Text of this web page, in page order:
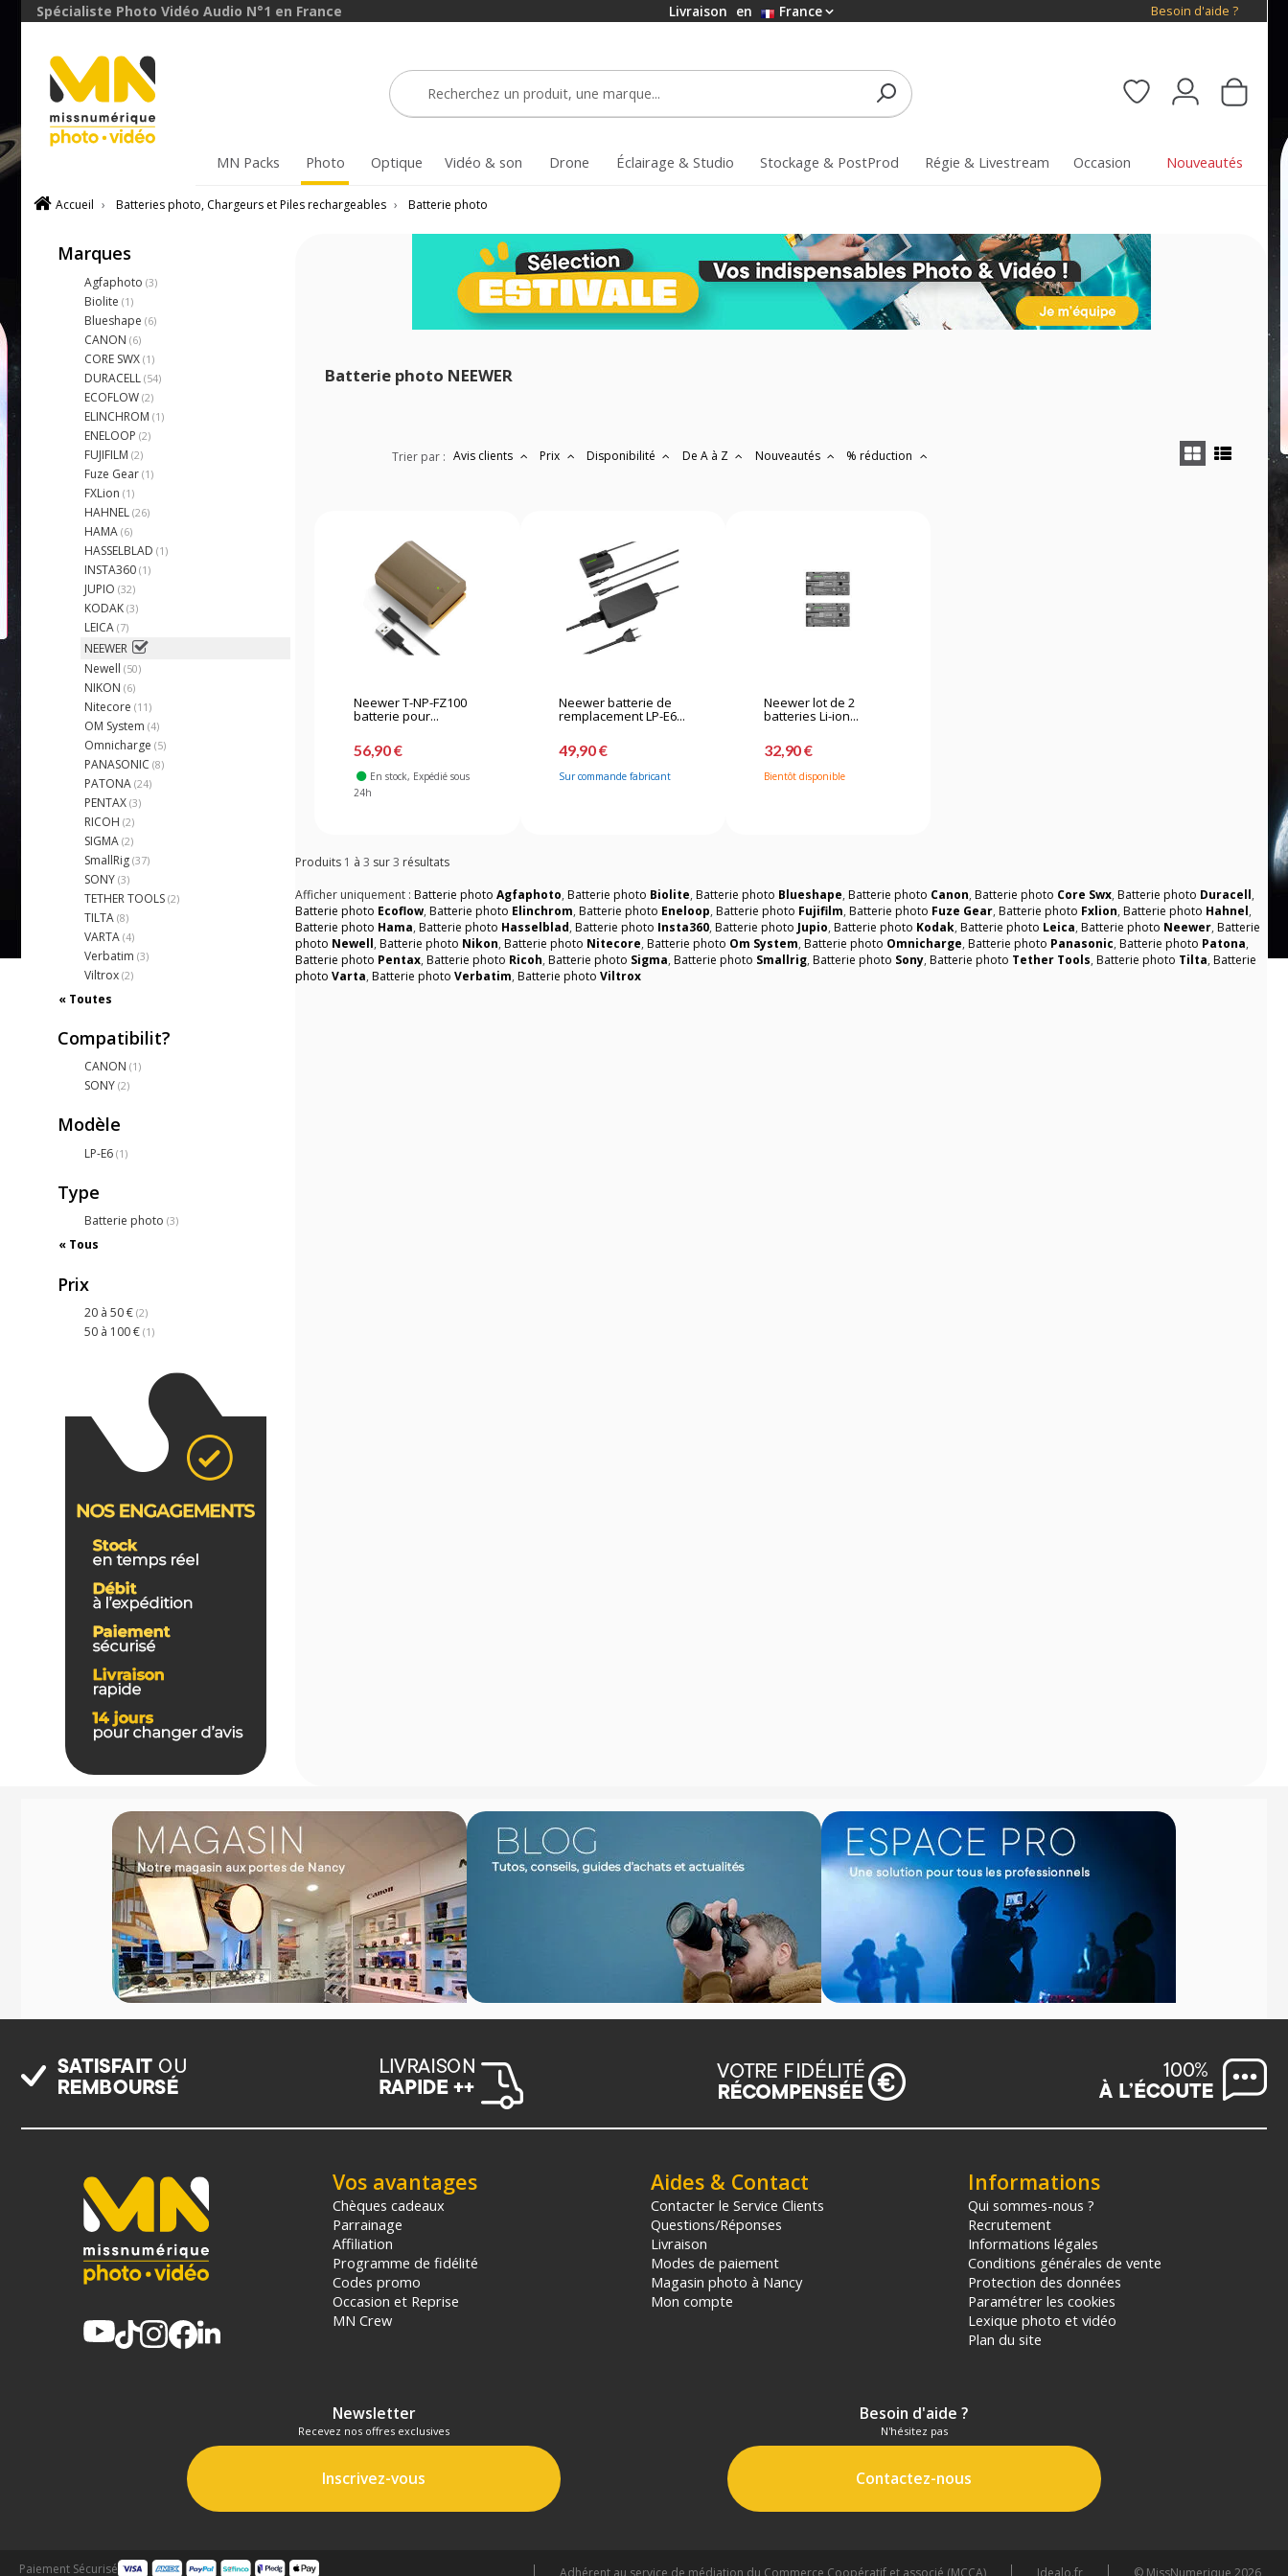
Spécialiste Photo Vidéo Audio N°1 en France Livraison en France Besoin d'aide ?
MN Packs Photo Optique Vidéo & son Drone Éclairage & Studio Stockage & PostProd Régie & Livestream Occasion Nouveautés
Accueil › Batteries photo, Chargeurs et Piles rechargeables › Batterie photo
Marques
Agfaphoto (3)
Biolite (1)
Blueshape (6)
CANON (6)
CORE SWX (1)
DURACELL (54)
ECOFLOW (2)
ELINCHROM (1)
ENELOOP (2)
FUJIFILM (2)
Fuze Gear (1)
FXLion (1)
HAHNEL (26)
HAMA (6)
HASSELBLAD (1)
INSTA360 (1)
JUPIO (32)
KODAK (3)
LEICA (7)
NEEWER
Newell (50)
NIKON (6)
Nitecore (11)
OM System (4)
Omnicharge (5)
PANASONIC (8)
PATONA (24)
PENTAX (3)
RICOH (2)
SIGMA (2)
SmallRig (37)
SONY (3)
TETHER TOOLS (2)
TILTA (8)
VARTA (4)
Verbatim (3)
Viltrox (2)
« Toutes
Compatibilit?
CANON (1)
SONY (2)
Modèle
LP-E6 (1)
Type
Batterie photo (3)
« Tous
Prix
20 à 50 € (2)
50 à 100 € (1)
Batterie photo NEEWER
Trier par : Avis clients Prix Disponibilité De A à Z Nouveautés % réduction
Neewer T-NP-FZ100
batterie pour...
56,90 €
En stock, Expédié sous
24h
Neewer batterie de
remplacement LP-E6...
49,90 €
Sur commande fabricant
Neewer lot de 2
batteries Li-ion...
32,90 €
Bientôt disponible
Produits 1 à3 sur3 résultats
Afficher uniquement :Batterie photoAgfaphoto,Batterie photo Biolite,Batterie photo Blueshape,Batterie photo Canon,Batterie photo Core Swx,Batterie photo Duracell,
Batterie photo Ecoflow,Batterie photo Elinchrom,Batterie photo Eneloop,Batterie photo Fujifilm,Batterie photo Fuze Gear,Batterie photo Fxlion,Batterie photo Hahnel,
Batterie photo Hama,Batterie photo Hasselblad,Batterie photo Insta360,Batterie photo Jupio,Batterie photo Kodak,Batterie photo Leica,Batterie photo Neewer,Batterie
photo Newell,Batterie photo Nikon,Batterie photo Nitecore,Batterie photo Om System,Batterie photo Omnicharge,Batterie photo Panasonic,Batterie photo Patona,
Batterie photo Pentax,Batterie photo Ricoh,Batterie photo Sigma,Batterie photo Smallrig,Batterie photo Sony,Batterie photo Tether Tools,Batterie photo Tilta,Batterie
photoVarta,Batterie photoVerbatim,Batterie photoViltrox
Vos avantages
Chèques cadeaux
Parrainage
Affiliation
Programme de fidélité
Codes promo
Occasion et Reprise
MN Crew
Aides & Contact
Contacter le Service Clients
Questions/Réponses
Livraison
Modes de paiement
Magasin photo à Nancy
Mon compte
Informations
Qui sommes-nous ?
Recrutement
Informations légales
Conditions générales de vente
Protection des données
Paramétrer les cookies
Lexique photo et vidéo
Plan du site
Newsletter
Recevez nos offres exclusives
Inscrivez-vous
Besoin d'aide ?
N'hésitez pas
Contactez-nous
Paiement Sécurisé